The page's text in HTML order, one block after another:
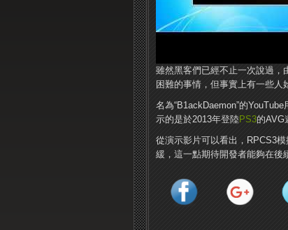
雖然黑客們已經不止一次說過，
困難的事情，但事實上有一些人
名為“B1ackDaemon”的
示的是於2013年登陸PS3的AVG
從演示影片可以看出，RPCS3
緩，這一點期待開發者能夠在後